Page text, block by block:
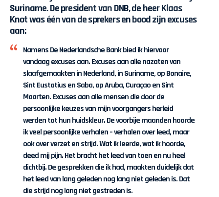
Suriname. De president vanDNB, de heerKlaas
Knotwas één van de sprekers en bood zijn excuses
aan:
Namens De Nederlandsche Bank bied ik hiervoor
vandaag excuses aan. Excuses aan alle nazaten van
slaafgemaakten in Nederland, in Suriname, op Bonaire,
Sint Eustatius en Saba, op Aruba, Curaçao en Sint
Maarten. Excuses aan alle mensen die door de
persoonlijke keuzes van mijn voorgangers herleid
werden tot hun huidskleur. De voorbije maanden hoorde
ik veel persoonlijke verhalen – verhalen over leed, maar
ook over verzet en strijd. Wat ik leerde, wat ik hoorde,
deed mij pijn. Het bracht het leed van toen en nu heel
dichtbij. De gesprekken die ik had, maakten duidelijk dat
het leed van lang geleden nog lang niet geleden is. Dat
die strijd nog lang niet gestreden is.